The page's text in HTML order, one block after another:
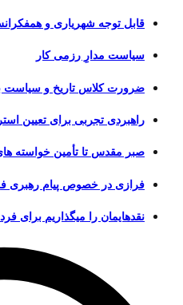
قابل توجه شهریاری و
سیاست مدارِ رزمی کار
ضرورت کلاس تاریخ و سیاست
راهبردی تجربی برای تعیین
صبر مقدس تا تأمین خواسته
فرازی در خصوص پیام رهبری
نقدهایمان را میگذاریم برای